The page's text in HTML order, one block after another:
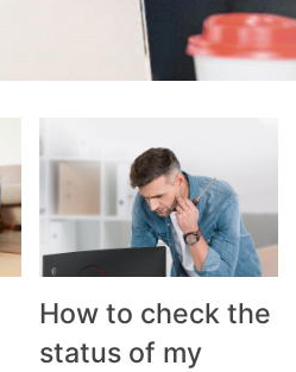
How to check the
status of my